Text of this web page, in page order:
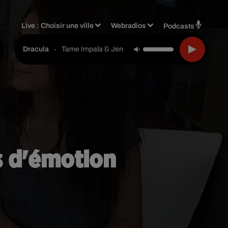
Live :Choisir une ville Webradios Podcasts
Dracula - Tame Impala & Jennie
d'émotion